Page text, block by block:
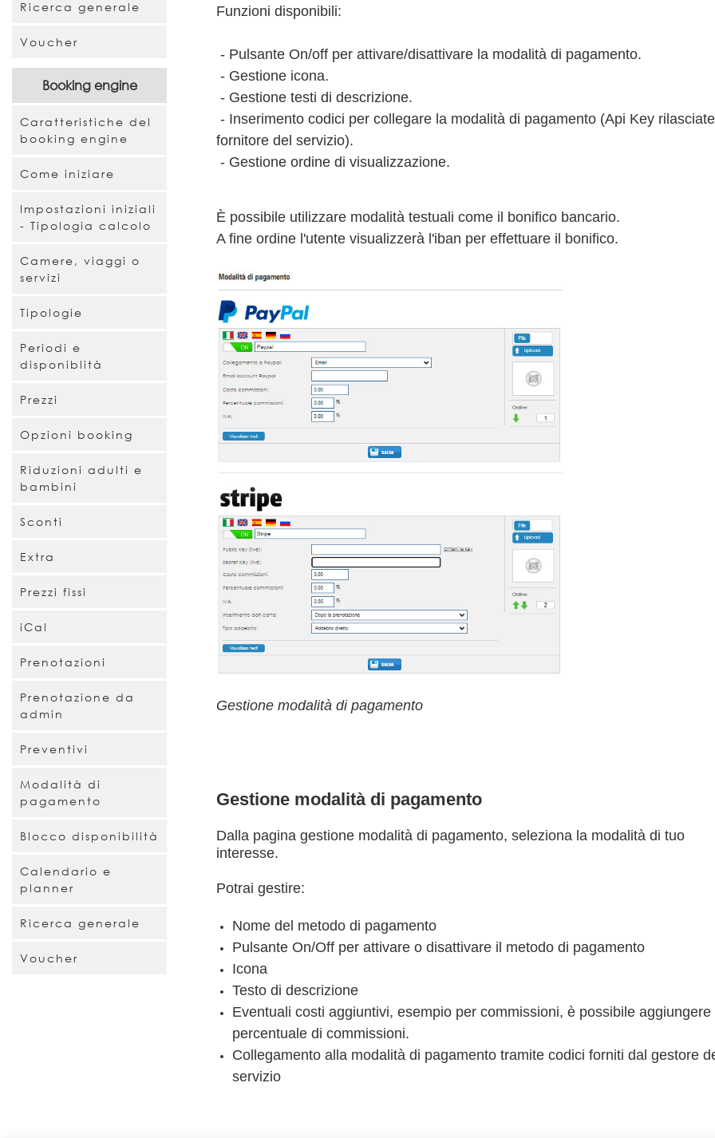
Ricerca generale
Voucher
Booking engine
Caratteristiche del
booking engine
Come iniziare
Impostazioni iniziali
- Tipologia calcolo
Camere, viaggi o
servizi
Tipologie
Periodi e
disponiblità
Prezzi
Opzioni booking
Riduzioni adulti e
bambini
Sconti
Extra
Prezzi fissi
iCal
Prenotazioni
Prenotazione da
admin
Preventivi
Modalità di
pagamento
Blocco disponibilità
Calendario e
planner
Ricerca generale
Voucher
Funzioni disponibili:
- Pulsante On/off per attivare/disattivare la modalità di pagamento.
- Gestione icona.
- Gestione testi di descrizione.
- Inserimento codici per collegare la modalità di pagamento (Api Key
fornitore del servizio).
- Gestione ordine di visualizzazione.
È possibile utilizzare modalità testuali come il bonifico bancario.
A fine ordine l'utente visualizzerà l'iban per effettuare il bonifico.
Gestione modalità di pagamento
Gestione modalità di pagamento
Dalla pagina gestione modalità di pagamento, seleziona la modalità di tuo
interesse.
Potrai gestire:
Nome del metodo di pagamento
Pulsante On/Off per attivare o disattivare il metodo di pagamento
Icona
Testo di descrizione
Eventuali costi aggiuntivi, esempio per commissioni, è possibile aggiungere
percentuale di commissioni.
Collegamento alla modalità di pagamento tramite codici forniti dal gestore
servizio